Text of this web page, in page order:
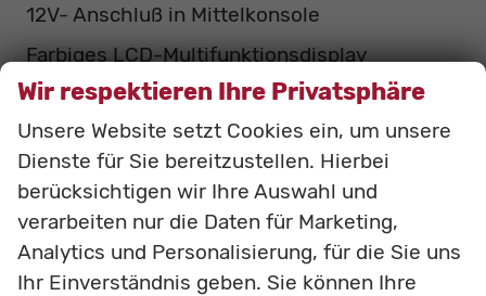
12V- Anschluß in Mittelkonsole
Farbiges LCD-Multifunktionsdisplay
Haltegriff (Beifahrerseite vorne)
Sonnenblende vorn mit Schminkspiegel
(Fahrerseite)
Mittelkonsole mit Ablagefach und
Lenkrad höhen- und längsverstellbar
Wir respektieren Ihre Privatsphäre
Unsere Website setzt Cookies ein, um unsere
Dienste für Sie bereitzustellen. Hierbei
berücksichtigen wir Ihre Auswahl und
verarbeiten nur die Daten für Marketing,
Analytics und Personalisierung, für die Sie uns
Ihr Einverständnis geben. Sie können Ihre